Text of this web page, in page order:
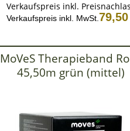
Verkaufspreis inkl.
Verkaufspreis inkl. MwSt.
MoVeS Therapieband
45,50m grün (mittel)